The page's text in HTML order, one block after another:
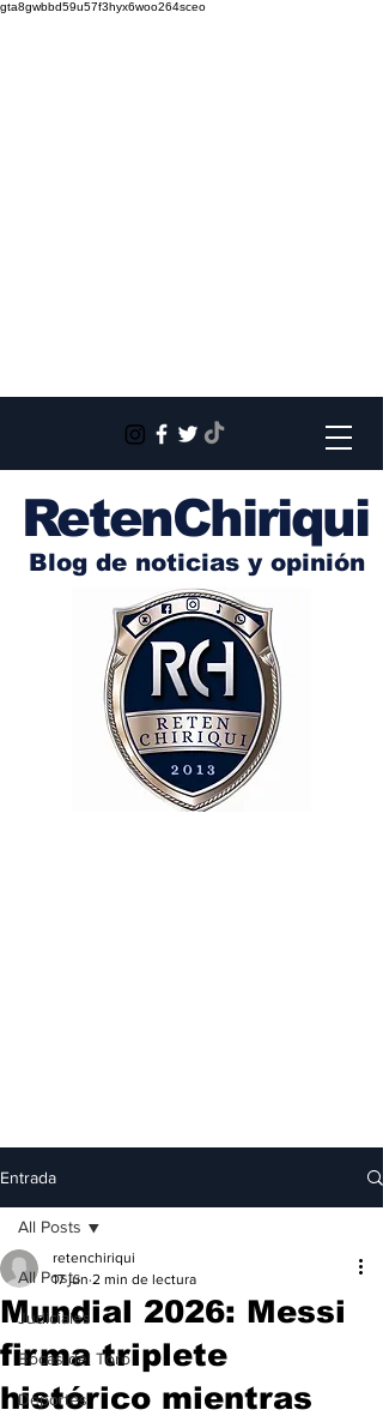
gta8gwbbd59u57f3hyx6woo264sceo
RetenChiriqui
Blog de noticias y opinión
Entrada
All Posts
Judiciales
Bocas del Toro
Deportes
All Posts
Mundial 2026: Messi
firma triplete
histórico mientras
retenchiriqui
17 jun 2 min de lectura